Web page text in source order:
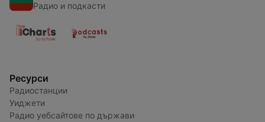
Радио и подкасти
Ресурси
Радиостанции
Уиджети
Радио уебсайтове по държави